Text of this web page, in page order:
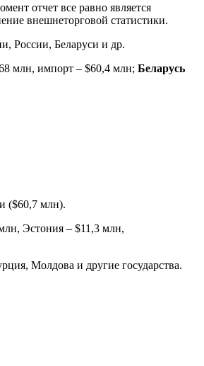
отчет все равно является
внешнеторговой статистики.
России, Беларуси и др.
млн, импорт – $60,4 млн; Беларусь
($60,7 млн).
Эстония – $11,3 млн,
Молдова и другие государства.